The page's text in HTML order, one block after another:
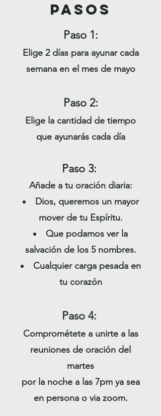
pasos
Paso 1:
Elige 2 días para ayunar cada
semana en el mes de mayo
Paso 2:
Elige la cantidad de tiempo
que ayunarás cada día
Paso 3:
Añade a tu oración diaria:
Dios, queremos un mayor
mover de tu Espíritu.
Que podamos ver la
salvación de los 5 nombres.
Cualquier carga pesada en
tu corazón
Paso 4:
Comprométete a unirte a las
reuniones de oración del
martes
por la noche a las 7pm ya sea
en persona o via zoom.